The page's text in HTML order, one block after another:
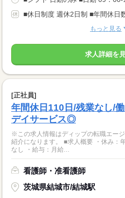
■休日制度 週休2日制 ■年間休日
もっと見る
求人詳細を
[正社員]
年間休日110日/残業なし/
デイサービス◎
※この求人情報はディップの転職エー
紹介になります。 ■求人概要 ・休み：
なし ・給与：月給...
看護師・准看護師
茨城県結城市/結城駅